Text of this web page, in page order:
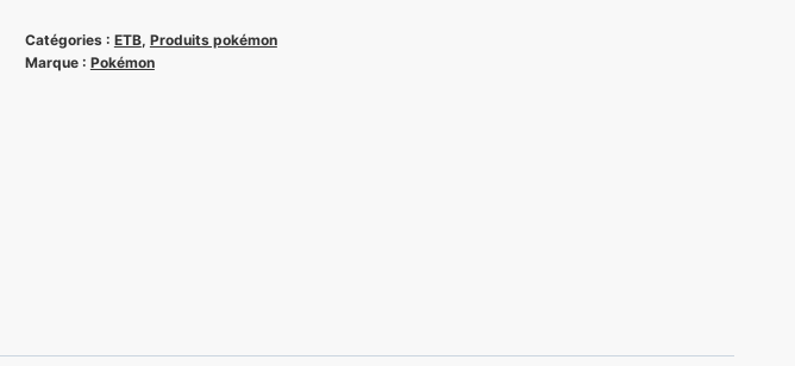
151
Catégories : ETB, Produits pokémon
Marque : Pokémon